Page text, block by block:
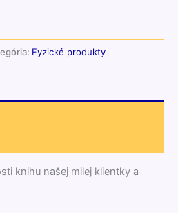
Fyzické produkty
knihu našej milej klientky a